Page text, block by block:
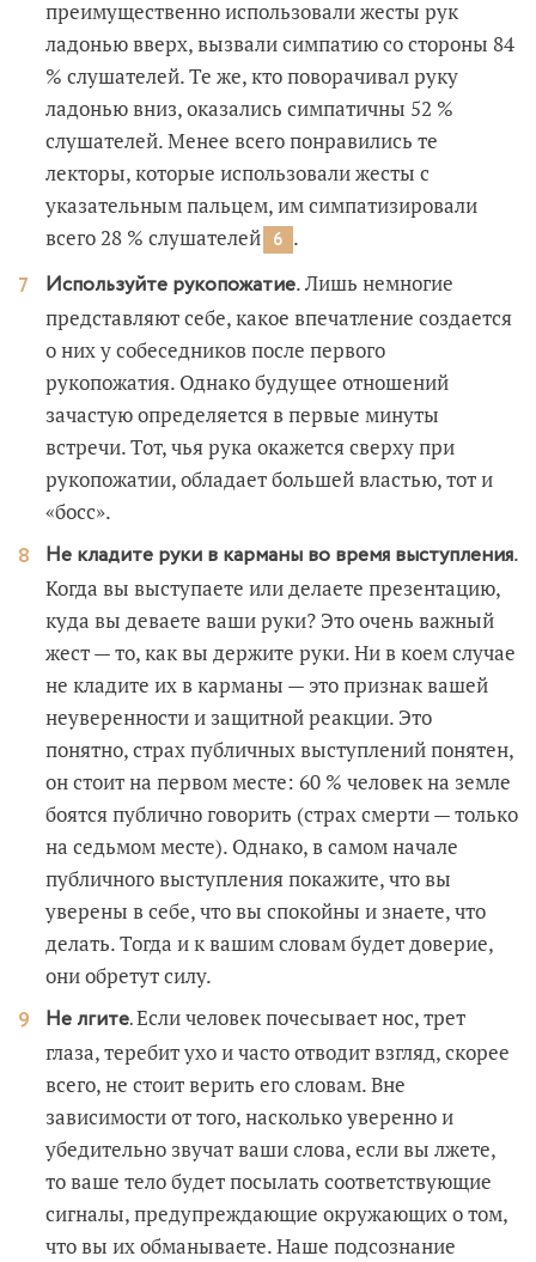
преимущественно использовали жесты рук
ладонью вверх, вызвали симпатию со стороны 84
% слушателей. Те же, кто поворачивал руку
ладонью вниз, оказались симпатичны 52 %
слушателей. Менее всего понравились те
лекторы, которые использовали жесты с
указательным пальцем, им симпатизировали
всего 28 % слушателей 6 .
Используйте рукопожатие. Лишь немногие
представляют себе, какое впечатление создается
о них у собеседников после первого
рукопожатия. Однако будущее отношений
зачастую определяется в первые минуты
встречи. Тот, чья рука окажется сверху при
рукопожатии, обладает большей властью, тот и
«босс».
Не кладите руки в карманы во время выступления.
Когда вы выступаете или делаете презентацию,
куда вы деваете ваши руки? Это очень важный
жест — то, как вы держите руки. Ни в коем случае
не кладите их в карманы — это признак вашей
неуверенности и защитной реакции. Это
понятно, страх публичных выступлений понятен,
он стоит на первом месте: 60 % человек на земле
боятся публично говорить (страх смерти — только
на седьмом месте). Однако, в самом начале
публичного выступления покажите, что вы
уверены в себе, что вы спокойны и знаете, что
делать. Тогда и к вашим словам будет доверие,
они обретут силу.
Не лгите.Если человек почесывает нос, трет
глаза, теребит ухо и часто отводит взгляд, скорее
всего, не стоит верить его словам. Вне
зависимости от того, насколько уверенно и
убедительно звучат ваши слова, если вы лжете,
то ваше тело будет посылать соответствующие
сигналы, предупреждающие окружающих о том,
что вы их обманываете. Наше подсознание